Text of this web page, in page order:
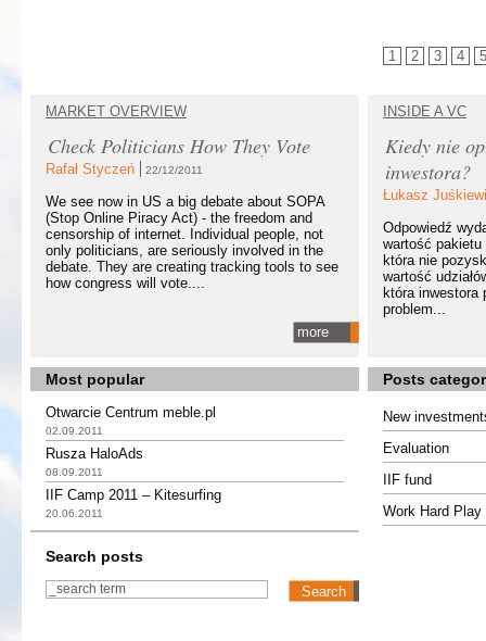
1 2 3 4 5
MARKET OVERVIEW
Check Politicians How They Vote
Rafał Styczeń 22/12/2011
We see now in US a big debate about SOPA
(Stop Online Piracy Act) - the freedom and
censorship of internet. Individual people, not
only politicians, are seriously involved in the
debate. They are creating tracking tools to see
how congress will vote....
more
INSIDE A VC
Kiedy nie
inwestora?
Łukasz
Odpowiedź
wartość pakietu
która nie
wartość
która inwestora
problem...
Most popular Posts
Otwarcie Centrum meble.pl
02.09.2011
Rusza HaloAds
08.09.2011
IIF Camp 2011 – Kitesurfing
20.06.2011
New
Evaluation
IIF fund
Work Hard Play
Search posts